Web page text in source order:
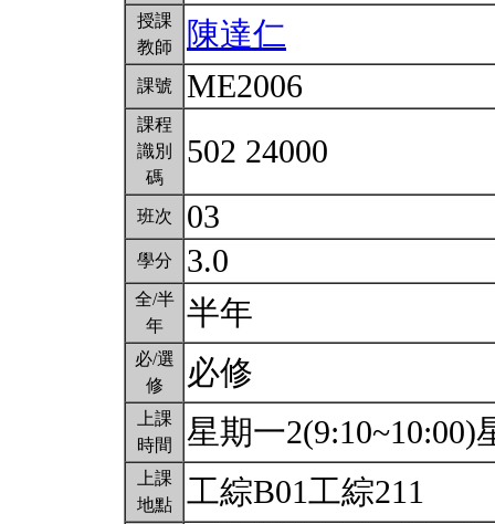
授課
教師
陳達仁
課號 ME2006
課程
識別
碼
502 24000
班次 03
學分 3.0
全/半
年
半年
必/選
修
必修
上課
時間
星期一2(9:10~10:00)
上課
地點
工綜B01工綜211